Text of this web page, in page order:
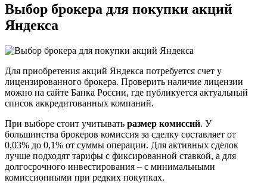
Выбор брокера для покупки акций
Яндекса
Для приобретения акций Яндекса потребуется счет у
лицензированного брокера. Проверить наличие лицензии
можно на сайте Банка России, где публикуется актуальный
список аккредитованных компаний.
При выборе стоит учитывать размер комиссий. У
большинства брокеров комиссия за сделку составляет от
0,03% до 0,1% от суммы операции. Для активных сделок
лучше подходят тарифы с фиксированной ставкой, а для
долгосрочного инвестирования – с минимальными
комиссионными при редких покупках.